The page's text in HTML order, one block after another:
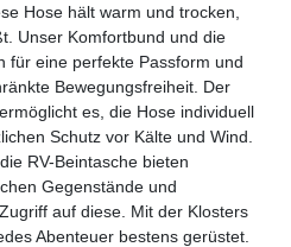
Hose hält warm und trocken,
Unser Komfortbund und die
für eine perfekte Passform und
Bewegungsfreiheit. Der
es, die Hose individuell
Schutz vor Kälte und Wind.
RV-Beintasche bieten
Gegenstände und
auf diese. Mit der Klosters
Abenteuer bestens gerüstet.